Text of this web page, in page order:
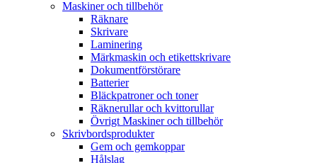
Maskiner och tillbehör
Räknare
Skrivare
Laminering
Märkmaskin och etikettskrivare
Dokumentförstörare
Batterier
Bläckpatroner och toner
Räknerullar och kvittorullar
Övrigt Maskiner och tillbehör
Skrivbordsprodukter
Gem och gemkoppar
Hålslag